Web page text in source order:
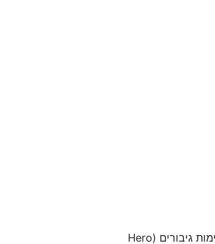
על פי הסירטון החדש, המשחק מציע שני סוגים של משימות; משימות גיבורים (Hero